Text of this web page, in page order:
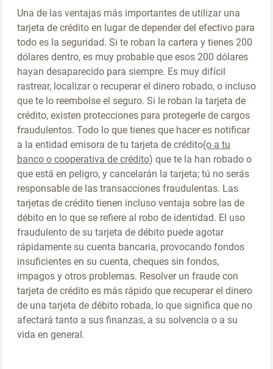
Una de las ventajas más importantes de utilizar una
tarjeta de crédito en lugar de depender del efectivo para
todo es la seguridad. Si te roban la cartera y tienes 200
dólares dentro, es muy probable que esos 200 dólares
hayan desaparecido para siempre. Es muy difícil
rastrear, localizar o recuperar el dinero robado, o incluso
que te lo reembolse el seguro. Si le roban la tarjeta de
crédito, existen protecciones para protegerle de cargos
fraudulentos. Todo lo que tienes que hacer es notificar
a la entidad emisora de tu tarjeta de crédito(o a tu
banco o cooperativa de crédito) que te la han robado o
que está en peligro, y cancelarán la tarjeta; tú no serás
responsable de las transacciones fraudulentas. Las
tarjetas de crédito tienen incluso ventaja sobre las de
débito en lo que se refiere al robo de identidad. El uso
fraudulento de su tarjeta de débito puede agotar
rápidamente su cuenta bancaria, provocando fondos
insuficientes en su cuenta, cheques sin fondos,
impagos y otros problemas. Resolver un fraude con
tarjeta de crédito es más rápido que recuperar el dinero
de una tarjeta de débito robada, lo que significa que no
afectará tanto a sus finanzas, a su solvencia o a su
vida en general.